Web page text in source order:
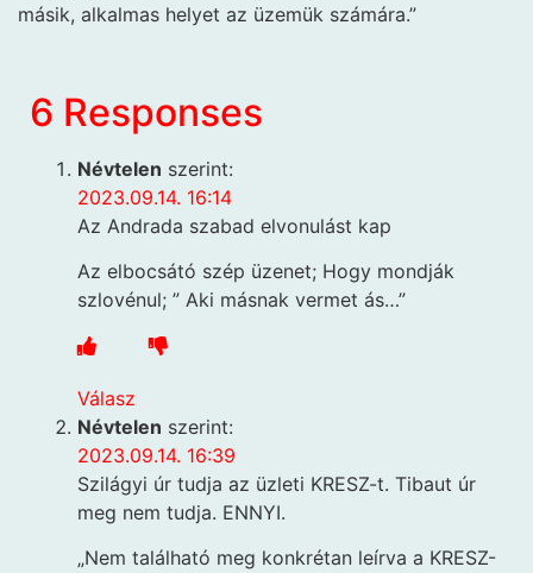
másik, alkalmas helyet az üzemük számára.”
6 Responses
Névtelen szerint:
2023.09.14. 16:14
Az Andrada szabad elvonulást kap
Az elbocsátó szép üzenet; Hogy mondják
szlovénul; ” Aki másnak vermet ás…”
Válasz
Névtelen szerint:
2023.09.14. 16:39
Szilágyi úr tudja az üzleti KRESZ-t. Tibaut úr
meg nem tudja. ENNYI.
„Nem található meg konkrétan leírva a KRESZ-